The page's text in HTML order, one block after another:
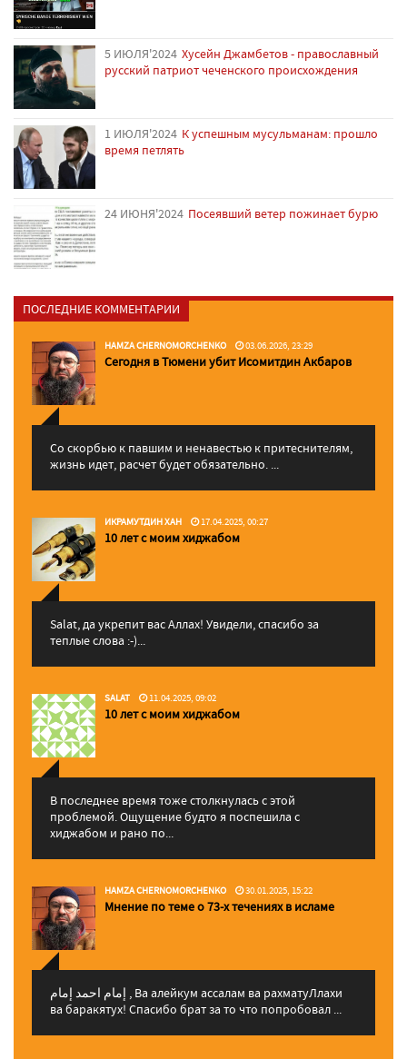
5 ИЮЛЯ'2024 Хусейн Джамбетов - православный
русский патриот чеченского происхождения
1 ИЮЛЯ'2024 К успешным мусульманам: прошло
время петлять
24 ИЮНЯ'2024 Посеявший ветер пожинает бурю
ПОСЛЕДНИЕ КОММЕНТАРИИ
HAMZA CHERNOMORCHENKO 03.06.2026, 23:29
Сегодня в Тюмени убит Исомитдин Акбаров
Со скорбью к павшим и ненавестью к притеснителям,
жизнь идет, расчет будет обязательно. ...
ИКРАМУТДИН ХАН 17.04.2025, 00:27
10 лет с моим хиджабом
Salat, да укрепит вас Аллаx! Увидели, спасибо за
теплые слова :-)...
SALAT 11.04.2025, 09:02
10 лет с моим хиджабом
В последнее время тоже столкнулась с этой
проблемой. Ощущение будто я поспешила с
хиджабом и рано по...
HAMZA CHERNOMORCHENKO 30.01.2025, 15:22
Мнение по теме о 73-х течениях в исламе
إمام احمد إمام , Ва алейкум ассалам ва рахматуЛлахи
ва баракятух! Спасибо брат за то что попробовал ...